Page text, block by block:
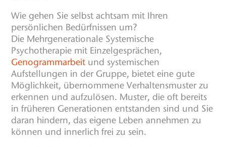
Wie gehen Sie selbst achtsam mit Ihren
persönlichen Bedürfnissen um?
Die Mehrgenerationale Systemische
Psychotherapie mit Einzelgesprächen,
Genogrammarbeit und systemischen
Aufstellungen in der Gruppe, bietet eine gute
Möglichkeit, übernommene Verhaltensmuster zu
erkennen und aufzulösen. Muster, die oft bereits
in früheren Generationen entstanden sind und Sie
daran hindern, das eigene Leben annehmen zu
können und innerlich frei zu sein.